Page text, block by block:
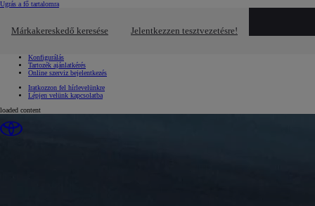
Ugrás a fő tartalomra(Press Enter)
Márkakereskedő keresése Jelentkezzen tesztvezetésre!
Gyors linkek
Kattintson ide a bezáráshoz
Konfigurálás
Tartozék ajánlatkérés
Online szerviz bejelentkezés
Iratkozzon fel hírlevelünkre
Lépjen velünk kapcsolatba
loaded content